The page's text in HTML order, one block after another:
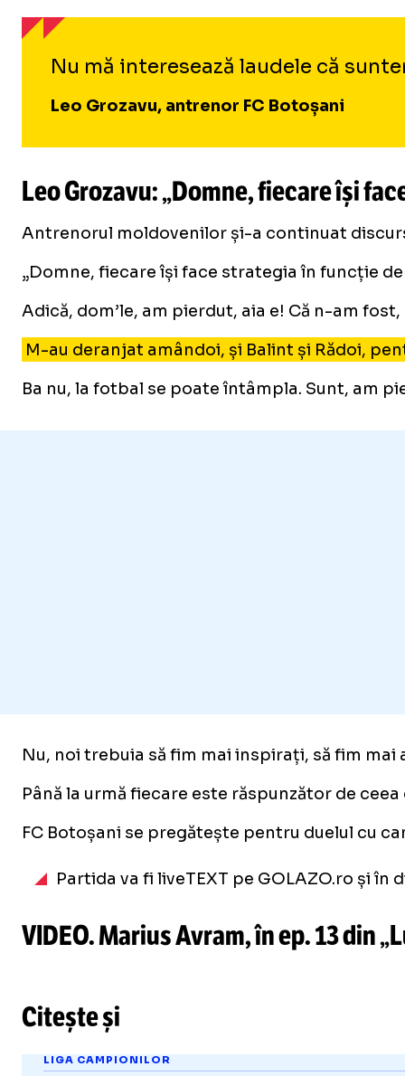
Nu mă interesează laudele că
Leo Grozavu, antrenor FC Botoșani
Leo Grozavu: „Domne, fiecare își
Antrenorul moldovenilor și-a continuat
„Domne, fiecare își face strategia în funcție
Adică, dom’le, am pierdut, aia e! Că n-am
M-au deranjat amândoi, și Balint și Rădoi,
Ba nu, la fotbal se poate întâmpla. Sunt, am
Nu, noi trebuia să fim mai inspirați, să fim mai
Până la urmă fiecare este răspunzător de
FC Botoșani se pregătește pentru duelul cu
Partida va fi liveTEXT pe GOLAZO.ro și în
VIDEO. Marius Avram, în ep. 13 din
Citește și
LIGA CAMPIONILOR